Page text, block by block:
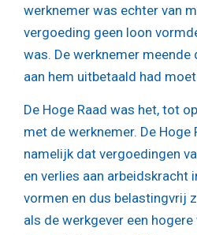
werknemer was echter van
vergoeding geen loon
was. De werknemer meende
aan hem uitbetaald had
De Hoge Raad was het, tot
met de werknemer. De Hoge
namelijk dat vergoedingen
en verlies aan arbeidskracht
vormen en dus belastingvrij
als de werkgever een